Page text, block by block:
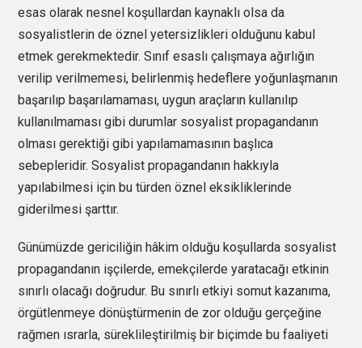
esas olarak nesnel koşullardan kaynaklı olsa da
sosyalistlerin de öznel yetersizlikleri olduğunu kabul
etmek gerekmektedir. Sınıf esaslı çalışmaya ağırlığın
verilip verilmemesi, belirlenmiş hedeflere yoğunlaşmanın
başarılıp başarılamaması, uygun araçların kullanılıp
kullanılmaması gibi durumlar sosyalist propagandanın
olması gerektiği gibi yapılamamasının başlıca
sebepleridir. Sosyalist propagandanın hakkıyla
yapılabilmesi için bu türden öznel eksikliklerinde
giderilmesi şarttır.
Günümüzde gericiliğin hâkim olduğu koşullarda sosyalist
propagandanın işçilerde, emekçilerde yaratacağı etkinin
sınırlı olacağı doğrudur. Bu sınırlı etkiyi somut kazanıma,
örgütlenmeye dönüştürmenin de zor olduğu gerçeğine
rağmen ısrarla, süreklileştirilmiş bir biçimde bu faaliyeti